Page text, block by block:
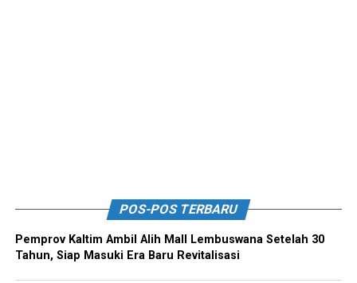
POS-POS TERBARU
Pemprov Kaltim Ambil Alih Mall Lembuswana Setelah 30
Tahun, Siap Masuki Era Baru Revitalisasi